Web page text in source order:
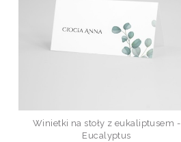
Winietki na stoły z eukaliptusem -
Eucalyptus